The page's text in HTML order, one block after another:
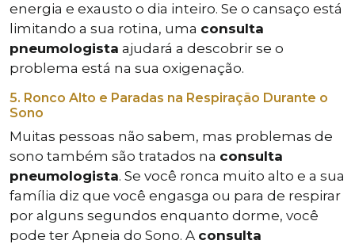
energia e exausto o dia inteiro. Se o cansaço está
limitando a sua rotina, uma consulta
pneumologista ajudará a descobrir se o
problema está na sua oxigenação.
5. Ronco Alto e Paradas na Respiração Durante o
Sono
Muitas pessoas não sabem, mas problemas de
sono também são tratados na consulta
pneumologista. Se você ronca muito alto e a sua
família diz que você engasga ou para de respirar
por alguns segundos enquanto dorme, você
pode ter Apneia do Sono. A consulta